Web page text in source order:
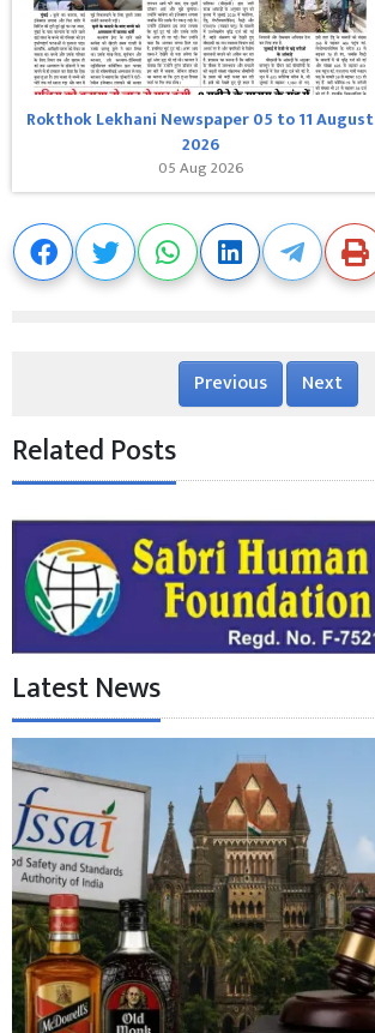
Rokthok Lekhani Newspaper 05 to 11 August
2026
05 Aug 2026
Previous Next
Related Posts
Latest News